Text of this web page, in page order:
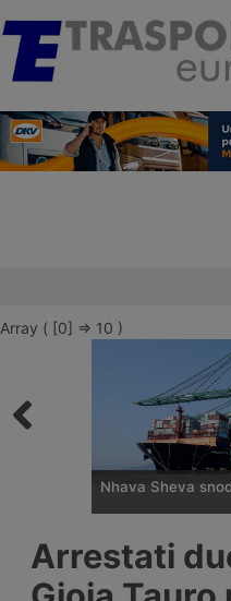
Array ( [0] => 10 )
Nhava Sheva
il principale hub di
dopo la crisi del
scontro tra Israele
Arrestati